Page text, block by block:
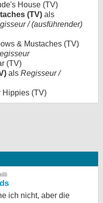
House (TV)
(TV) als
/ (ausführender)
& Mustaches (TV)
(TV)
als Regisseur /
Hippies (TV)
ich nicht, aber die